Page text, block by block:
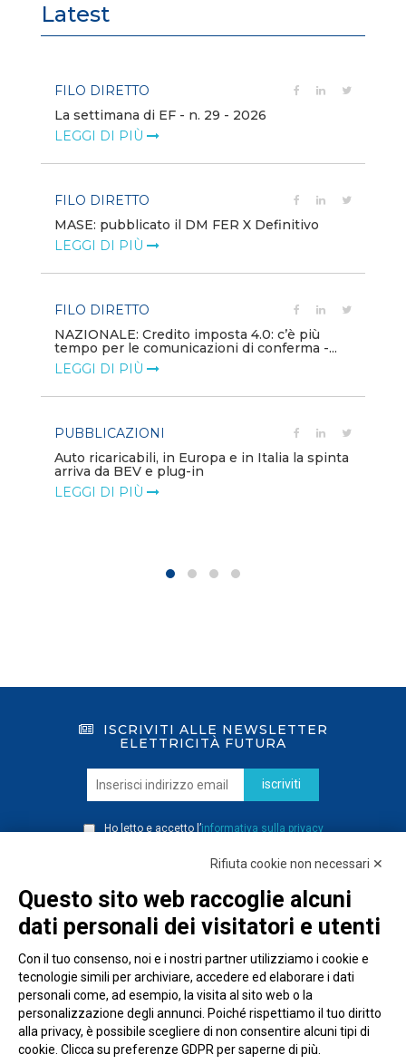
Latest
FILO DIRETTO
La settimana di EF - n. 29 - 2026
LEGGI DI PIÙ
FILO DIRETTO
MASE: pubblicato il DM FER X Definitivo
LEGGI DI PIÙ
FILO DIRETTO
NAZIONALE: Credito imposta 4.0: c’è più
tempo per le comunicazioni di conferma -...
LEGGI DI PIÙ
PUBBLICAZIONI
Auto ricaricabili, in Europa e in Italia la spinta
arriva da BEV e plug-in
LEGGI DI PIÙ
ISCRIVITI ALLE NEWSLETTER
ELETTRICITÀ FUTURA
iscriviti
Ho letto e accetto l’informativa sulla privacy
Rifiuta cookie non necessari ✕
Questo sito web raccoglie alcuni
dati personali dei visitatori e utenti
Con il tuo consenso, noi e i nostri partner utilizziamo i cookie e
tecnologie simili per archiviare, accedere ed elaborare i dati
personali come, ad esempio, la visita al sito web o la
personalizzazione degli annunci. Poiché rispettiamo il tuo diritto
alla privacy, è possibile scegliere di non consentire alcuni tipi di
cookie. Clicca su preferenze GDPR per saperne di più.